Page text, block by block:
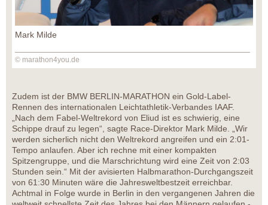
Mark Milde
© marathon4you.de
Zudem ist der BMW BERLIN-MARATHON ein Gold-Label-
Rennen des internationalen Leichtathletik-Verbandes IAAF.
„Nach dem Fabel-Weltrekord von Eliud ist es schwierig, eine
Schippe drauf zu legen“, sagte Race-Direktor Mark Milde. „Wir
werden sicherlich nicht den Weltrekord angreifen und ein 2:01-
Tempo anlaufen. Aber ich rechne mit einer kompakten
Spitzengruppe, und die Marschrichtung wird eine Zeit von 2:03
Stunden sein.“ Mit der avisierten Halbmarathon-Durchgangszeit
von 61:30 Minuten wäre die Jahresweltbestzeit erreichbar.
Achtmal in Folge wurde in Berlin in den vergangenen Jahren die